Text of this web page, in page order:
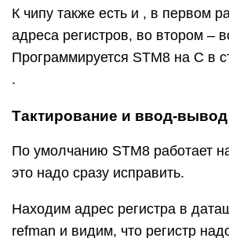
К чипу также есть и , в первом
адреса регистров, во втором –
Программируется STM8 на C в
.
Тактирование и ввод-вывод
По умолчанию STM8 работает
это надо сразу исправить.
Находим адрес регистра в
refman и видим, что регистр